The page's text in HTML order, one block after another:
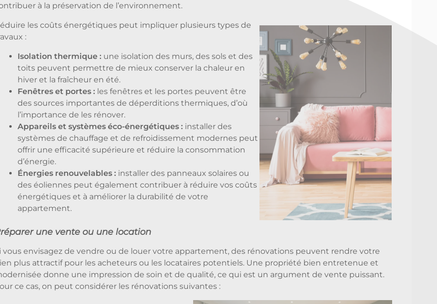
à la préservation de l’environnement.
les coûts énergétiques peut impliquer plusieurs types de
:
Isolation thermique : une isolation des murs, des sols et des
toits peuvent permettre de mieux conserver la chaleur en
hiver et la fraîcheur en été.
Fenêtres et portes : les fenêtres et les portes peuvent être
des sources importantes de déperditions thermiques, d’où
l’importance de les rénover.
Appareils et systèmes éco-énergétiques : installer des
systèmes de chauffage et de refroidissement modernes peut
offrir une efficacité supérieure et réduire la consommation
d’énergie.
Énergies renouvelables : installer des panneaux solaires ou
des éoliennes peut également contribuer à réduire vos coûts
énergétiques et à améliorer la durabilité de votre
appartement.
une vente ou une location
vous envisagez de vendre ou de louer votre appartement, des rénovations peuvent rendre votre
plus attractif pour les acheteurs ou les locataires potentiels. Une propriété bien entretenue et
donne une impression de soin et de qualité, ce qui est un argument de vente puissant.
ce cas, on peut considérer les rénovations suivantes :